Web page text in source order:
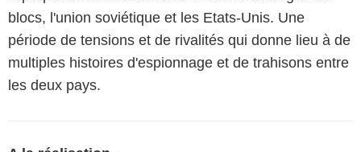
blocs, l'union soviétique et les Etats-Unis. Une
période de tensions et de rivalités qui donne lieu à de
multiples histoires d'espionnage et de trahisons entre
les deux pays.